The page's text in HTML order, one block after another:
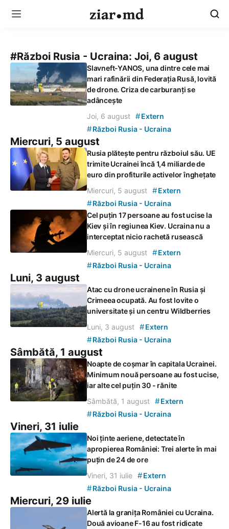
#Război Rusia - Ucraina: Joi, 6 august
Slavneft-YANOS, una dintre cele mai
mari rafinării din Federația Rusă, lovită
de drone. Criza de carburanți se
adâncește
Joi, 6 august #Extern
#Război Rusia - Ucraina
Miercuri, 5 august
Rusia plătește pentru războiul său. UE
trimite Ucrainei încă 1,4 miliarde de
euro din profiturile activelor înghețate
Miercuri, 5 august #Extern
#Război Rusia - Ucraina
Cel puțin 17 persoane au fost ucise la
Kiev și în regiunea Kiev. Ucraina nu a
interceptat nicio rachetă rusească
Miercuri, 5 august #Extern
#Război Rusia - Ucraina
Luni, 3 august
Atac cu drone ucrainene în Rusia și
Crimeea ocupată. Au fost lovite o
universitate și un centru Wildberries
Luni, 3 august #Extern
#Război Rusia - Ucraina
Sâmbătă, 1 august
Noapte de coșmar în capitala Ucrainei.
Minimum nouă persoane au fost ucise,
iar alte cel puțin 30 - rănite
Sâmbătă, 1 august #Extern
#Război Rusia - Ucraina
Vineri, 31 iulie
Noi ținte aeriene, detectate în
apropierea României: Trei alerte în mai
puțin de 24 de ore
Vineri, 31 iulie #Extern
#Război Rusia - Ucraina
Miercuri, 29 iulie
Alertă la granița României cu Ucraina.
Două avioane F-16 au fost ridicate